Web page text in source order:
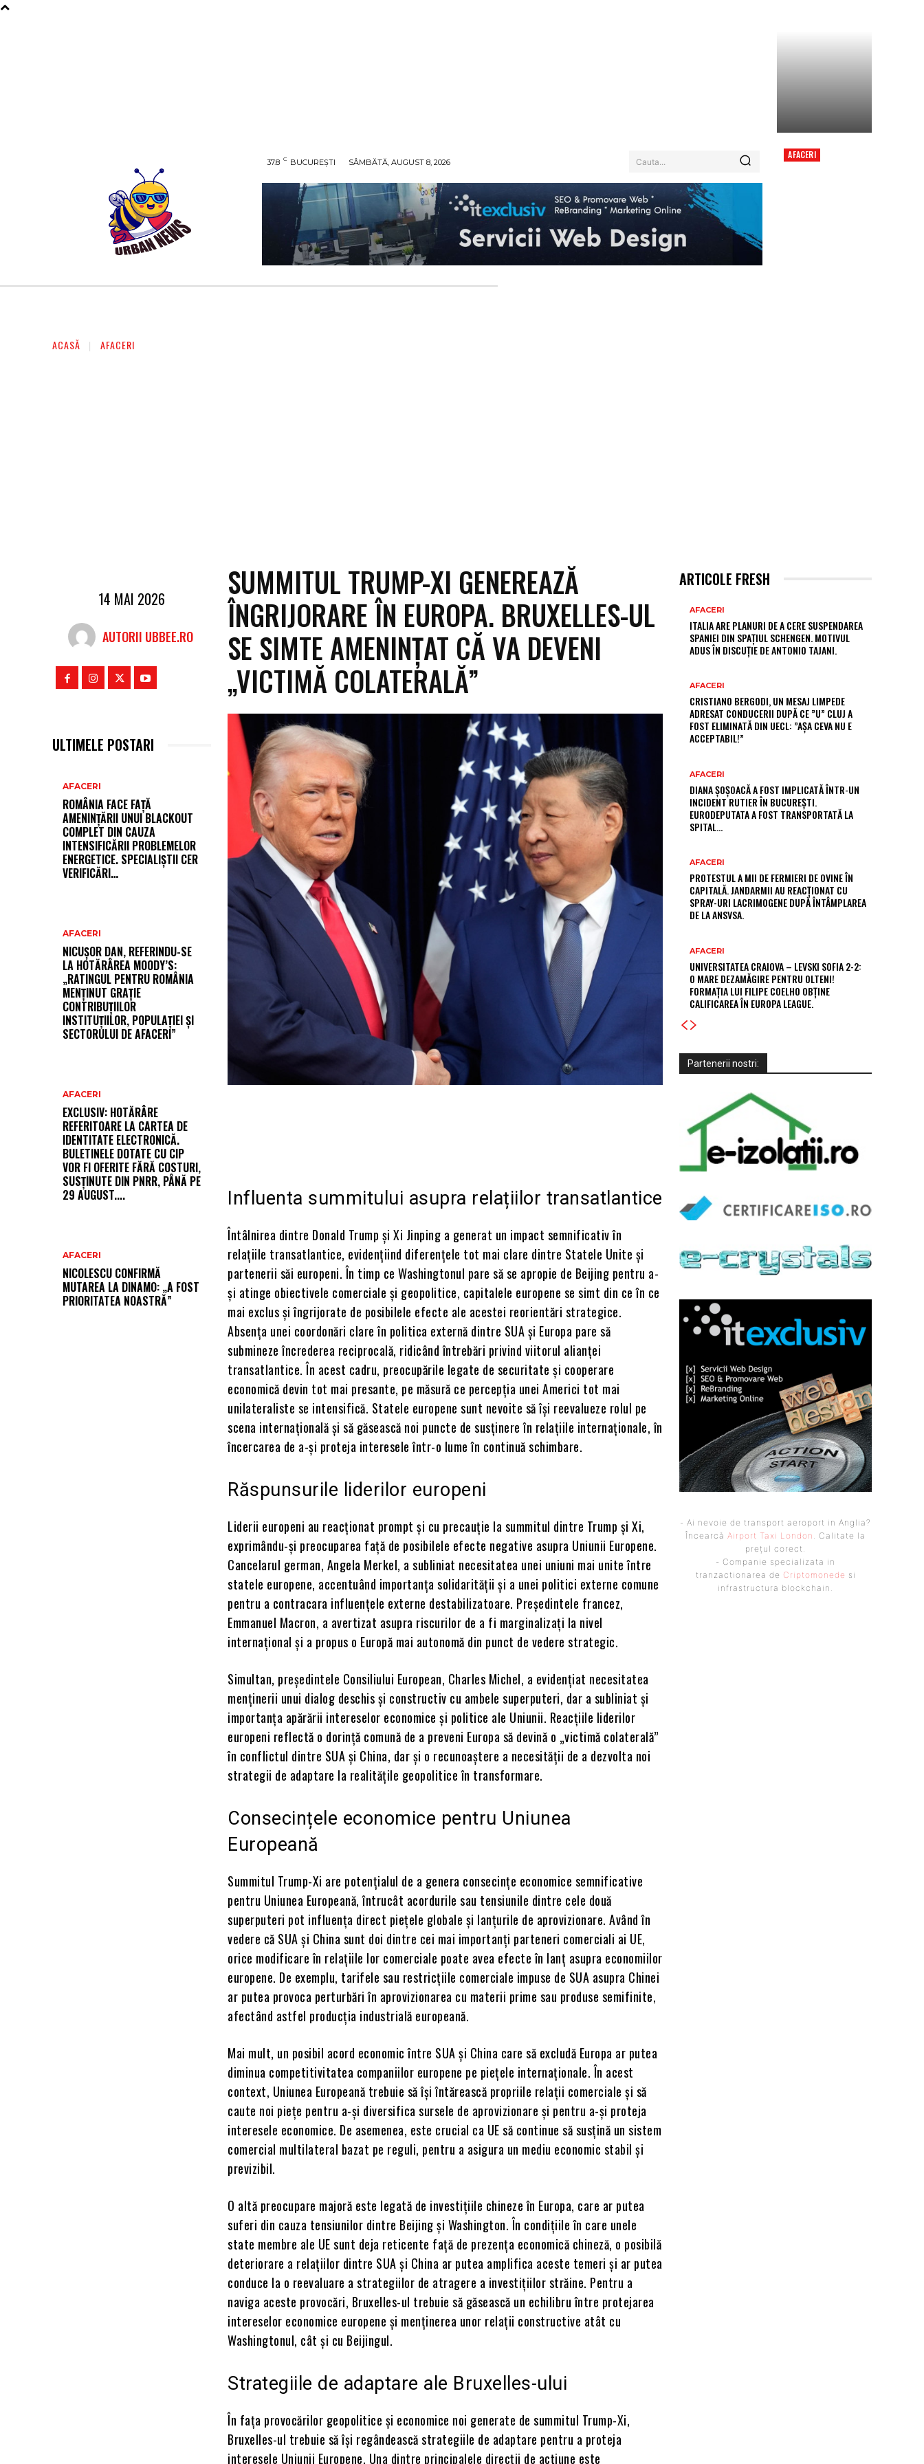
37.8 C BUCUREȘTI SÂMBĂTĂ, AUGUST 8, 2026 Cauta...
AFACERI
ACASĂ AFACERI
14 MAI 2026
AUTORII UBBEE.RO
ULTIMELE POSTARI
AFACERI
ROMÂNIA FACE FAȚĂ
AMENINȚĂRII UNUI BLACKOUT
COMPLET DIN CAUZA
INTENSIFICĂRII PROBLEMELOR
ENERGETICE. SPECIALIȘTII CER
VERIFICĂRI…
AFACERI
NICUȘOR DAN, REFERINDU-SE
LA HOTĂRÂREA MOODY’S:
„RATINGUL PENTRU ROMÂNIA
MENȚINUT GRAȚIE
CONTRIBUȚIILOR
INSTITUȚIILOR, POPULAȚIEI ȘI
SECTORULUI DE AFACERI”
AFACERI
EXCLUSIV: HOTĂRÂRE
REFERITOARE LA CARTEA DE
IDENTITATE ELECTRONICĂ.
BULETINELE DOTATE CU CIP
VOR FI OFERITE FĂRĂ COSTURI,
SUSȚINUTE DIN PNRR, PÂNĂ PE
29 AUGUST....
AFACERI
NICOLESCU CONFIRMĂ
MUTAREA LA DINAMO: „A FOST
PRIORITATEA NOASTRĂ”
SUMMITUL TRUMP-XI GENEREAZĂ
ÎNGRIJORARE ÎN EUROPA. BRUXELLES-UL
SE SIMTE AMENINȚAT CĂ VA DEVENI
„VICTIMĂ COLATERALĂ”
Influenta summitului asupra relațiilor transatlantice
Întâlnirea dintre Donald Trump și Xi Jinping a generat un impact semnificativ în
relațiile transatlantice, evidențiind diferențele tot mai clare dintre Statele Unite și
partenerii săi europeni. În timp ce Washingtonul pare să se apropie de Beijing pentru a-
și atinge obiectivele comerciale și geopolitice, capitalele europene se simt din ce în ce
mai exclus și îngrijorate de posibilele efecte ale acestei reorientări strategice.
Absența unei coordonări clare în politica externă dintre SUA și Europa pare să
submineze încrederea reciprocală, ridicând întrebări privind viitorul alianței
transatlantice. În acest cadru, preocupările legate de securitate și cooperare
economică devin tot mai presante, pe măsură ce percepția unei Americi tot mai
unilateraliste se intensifică. Statele europene sunt nevoite să își reevalueze rolul pe
scena internațională și să găsească noi puncte de susținere în relațiile internaționale, în
încercarea de a-și proteja interesele într-o lume în continuă schimbare.
Răspunsurile liderilor europeni
Liderii europeni au reacționat prompt și cu precauție la summitul dintre Trump și Xi,
exprimându-și preocuparea față de posibilele efecte negative asupra Uniunii Europene.
Cancelarul german, Angela Merkel, a subliniat necesitatea unei uniuni mai unite între
statele europene, accentuând importanța solidarității și a unei politici externe comune
pentru a contracara influențele externe destabilizatoare. Președintele francez,
Emmanuel Macron, a avertizat asupra riscurilor de a fi marginalizați la nivel
internațional și a propus o Europă mai autonomă din punct de vedere strategic.
Simultan, președintele Consiliului European, Charles Michel, a evidențiat necesitatea
menținerii unui dialog deschis și constructiv cu ambele superputeri, dar a subliniat și
importanța apărării intereselor economice și politice ale Uniunii. Reacțiile liderilor
europeni reflectă o dorință comună de a preveni Europa să devină o „victimă colaterală”
în conflictul dintre SUA și China, dar și o recunoaștere a necesității de a dezvolta noi
strategii de adaptare la realitățile geopolitice în transformare.
Consecințele economice pentru Uniunea
Europeană
Summitul Trump-Xi are potențialul de a genera consecințe economice semnificative
pentru Uniunea Europeană, întrucât acordurile sau tensiunile dintre cele două
superputeri pot influența direct piețele globale și lanțurile de aprovizionare. Având în
vedere că SUA și China sunt doi dintre cei mai importanți parteneri comerciali ai UE,
orice modificare în relațiile lor comerciale poate avea efecte în lanț asupra economiilor
europene. De exemplu, tarifele sau restricțiile comerciale impuse de SUA asupra Chinei
ar putea provoca perturbări în aprovizionarea cu materii prime sau produse semifinite,
afectând astfel producția industrială europeană.
Mai mult, un posibil acord economic între SUA și China care să excludă Europa ar putea
diminua competitivitatea companiilor europene pe piețele internaționale. În acest
context, Uniunea Europeană trebuie să își întărească propriile relații comerciale și să
caute noi piețe pentru a-și diversifica sursele de aprovizionare și pentru a-și proteja
interesele economice. De asemenea, este crucial ca UE să continue să susțină un sistem
comercial multilateral bazat pe reguli, pentru a asigura un mediu economic stabil și
previzibil.
O altă preocupare majoră este legată de investițiile chineze în Europa, care ar putea
suferi din cauza tensiunilor dintre Beijing și Washington. În condițiile în care unele
state membre ale UE sunt deja reticente față de prezența economică chineză, o posibilă
deteriorare a relațiilor dintre SUA și China ar putea amplifica aceste temeri și ar putea
conduce la o reevaluare a strategiilor de atragere a investițiilor străine. Pentru a
naviga aceste provocări, Bruxelles-ul trebuie să găsească un echilibru între protejarea
intereselor economice europene și menținerea unor relații constructive atât cu
Washingtonul, cât și cu Beijingul.
Strategiile de adaptare ale Bruxelles-ului
În fața provocărilor geopolitice și economice noi generate de summitul Trump-Xi,
Bruxelles-ul trebuie să își regândească strategiile de adaptare pentru a proteja
interesele Uniunii Europene. Una dintre principalele direcții de acțiune este
ARTICOLE FRESH
AFACERI
ITALIA ARE PLANURI DE A CERE SUSPENDAREA
SPANIEI DIN SPAȚIUL SCHENGEN. MOTIVUL
ADUS ÎN DISCUȚIE DE ANTONIO TAJANI.
AFACERI
CRISTIANO BERGODI, UN MESAJ LIMPEDE
ADRESAT CONDUCERII DUPĂ CE ”U” CLUJ A
FOST ELIMINATĂ DIN UECL: ”AȘA CEVA NU E
ACCEPTABIL!”
AFACERI
DIANA ȘOȘOACĂ A FOST IMPLICATĂ ÎNTR-UN
INCIDENT RUTIER ÎN BUCUREȘTI.
EURODEPUTATA A FOST TRANSPORTATĂ LA
SPITAL…
AFACERI
PROTESTUL A MII DE FERMIERI DE OVINE ÎN
CAPITALĂ. JANDARMII AU REACȚIONAT CU
SPRAY-URI LACRIMOGENE DUPĂ ÎNTÂMPLAREA
DE LA ANSVSA.
AFACERI
UNIVERSITATEA CRAIOVA – LEVSKI SOFIA 2-2:
O MARE DEZAMĂGIRE PENTRU OLTENI!
FORMAȚIA LUI FILIPE COELHO OBȚINE
CALIFICAREA ÎN EUROPA LEAGUE.
Partenerii nostri:
- Ai nevoie de transport aeroport in Anglia?
Încearcă Airport Taxi London . Calitate la
prețul corect.
- Companie specializata in
tranzactionarea de Criptomonede si
infrastructura blockchain.